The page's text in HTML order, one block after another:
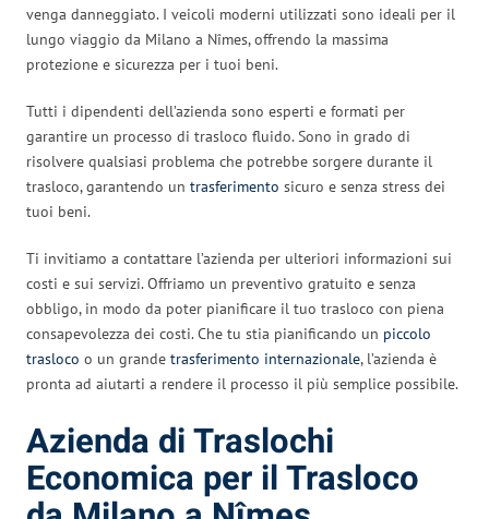
venga danneggiato. I veicoli moderni utilizzati sono ideali per il
lungo viaggio da Milano a Nîmes, offrendo la massima
protezione e sicurezza per i tuoi beni.
Tutti i dipendenti dell’azienda sono esperti e formati per
garantire un processo di trasloco fluido. Sono in grado di
risolvere qualsiasi problema che potrebbe sorgere durante il
trasloco, garantendo un trasferimento sicuro e senza stress dei
tuoi beni.
Ti invitiamo a contattare l’azienda per ulteriori informazioni sui
costi e sui servizi. Offriamo un preventivo gratuito e senza
obbligo, in modo da poter pianificare il tuo trasloco con piena
consapevolezza dei costi. Che tu stia pianificando un piccolo
trasloco o un grande trasferimento internazionale, l’azienda è
pronta ad aiutarti a rendere il processo il più semplice possibile.
Azienda di Traslochi
Economica per il Trasloco